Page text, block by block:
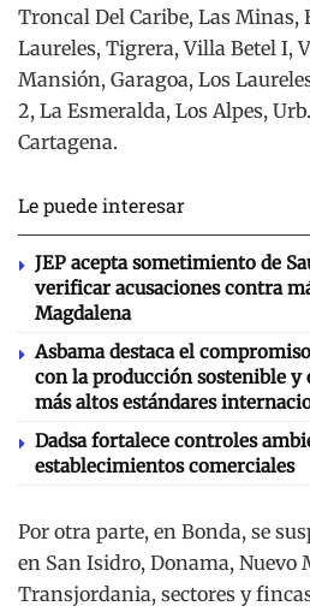
Troncal Del Caribe, Las Minas,
Laureles, Tigrera, Villa Betel I,
Mansión, Garagoa, Los
2, La Esmeralda, Los Alpes,
Cartagena.
Le puede interesar
JEP acepta sometimiento de
verificar acusaciones contra
Magdalena
Asbama destaca el
con la producción sostenible
más altos estándares
Dadsa fortalece controles
establecimientos comerciales
Por otra parte, en Bonda, se
en San Isidro, Donama, Nuevo
Transjordania, sectores y